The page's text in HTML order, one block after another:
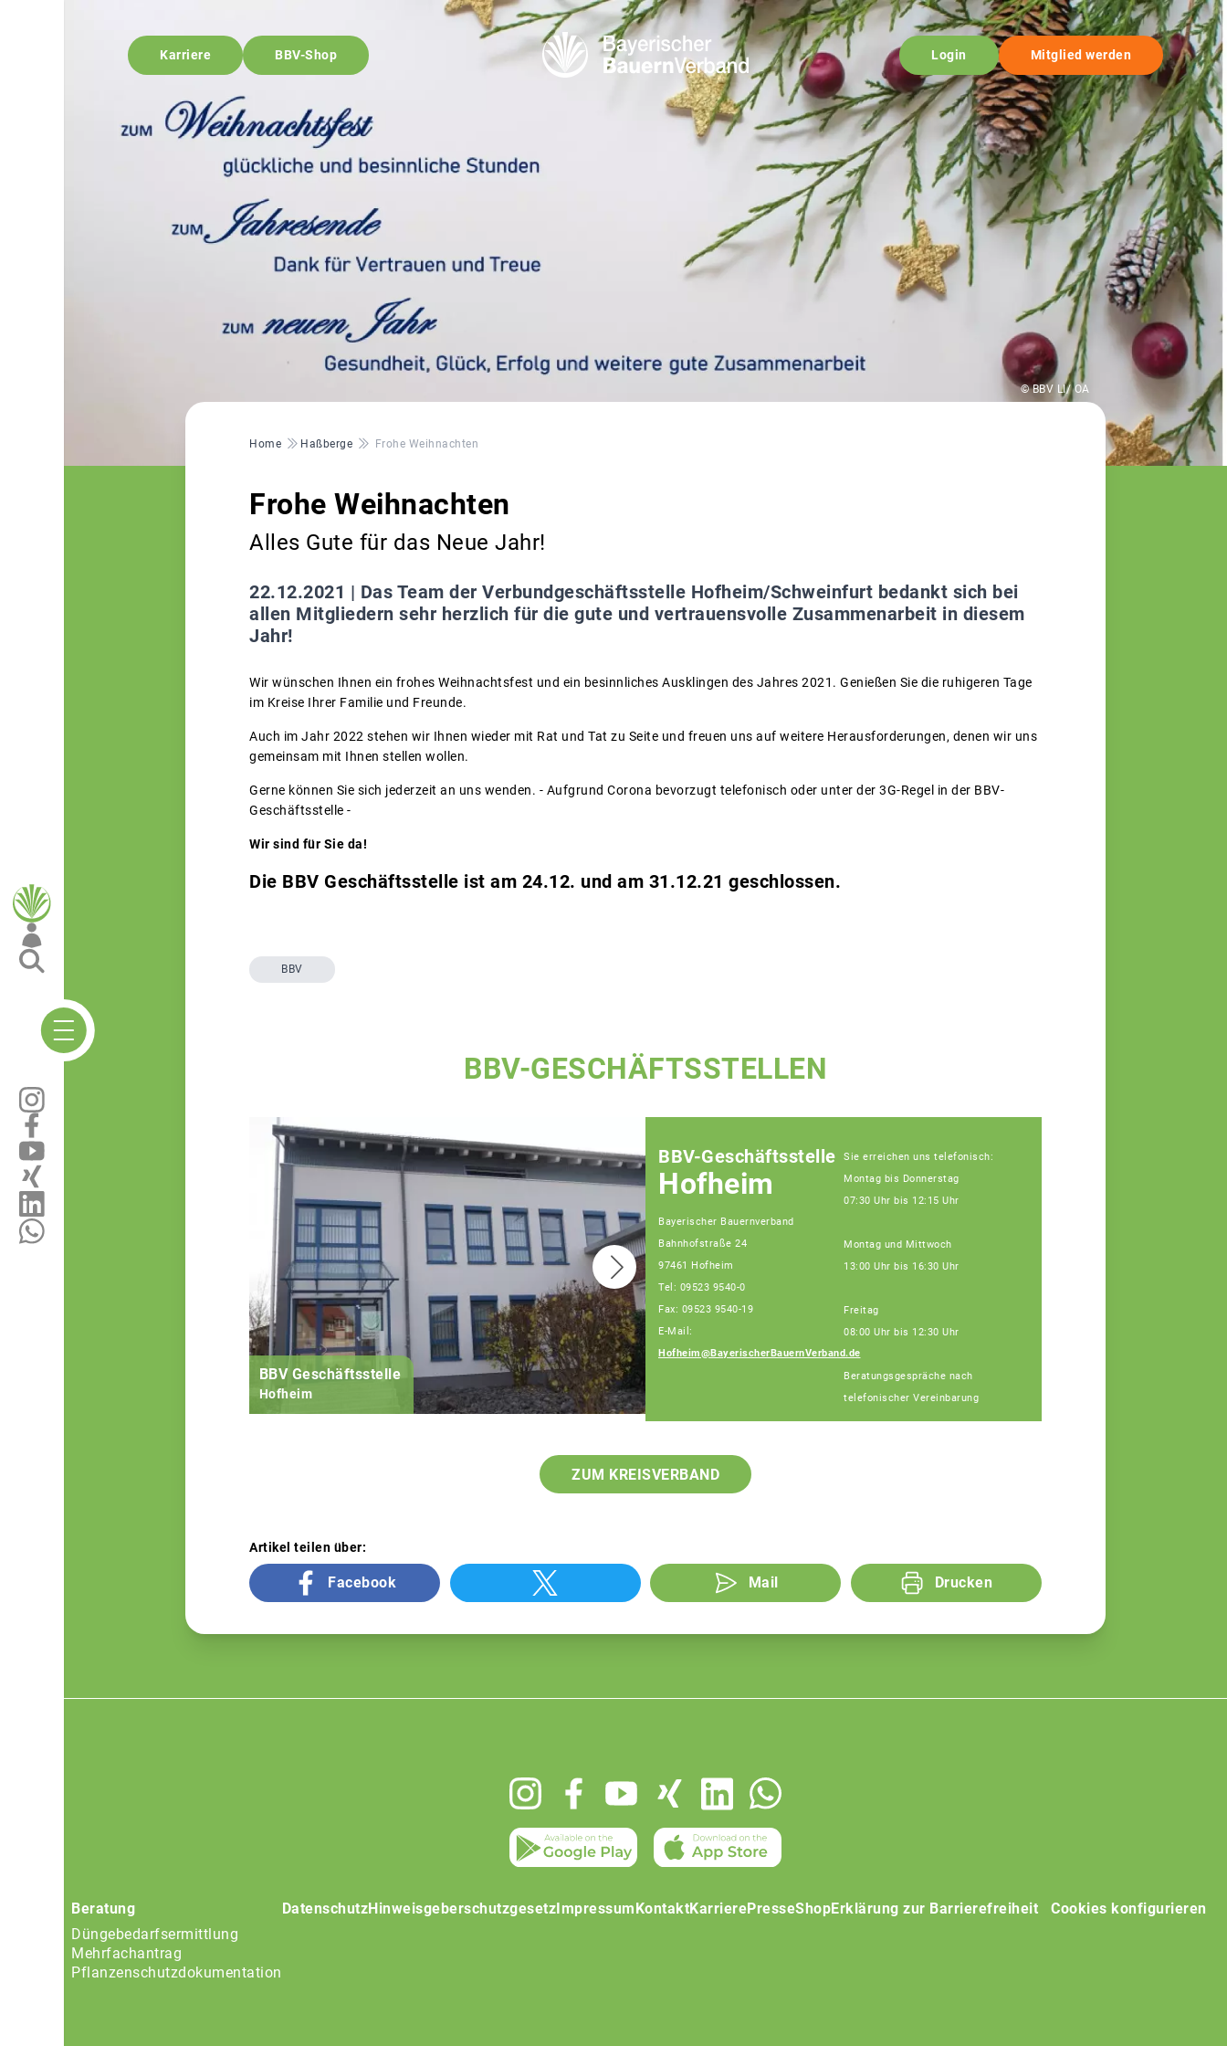
Karriere BBV-Shop Login Mitglied werden
© BBV LI/ OA
Pfadnavigation
Home Haßberge Frohe Weihnachten
Frohe Weihnachten
Alles Gute für das Neue Jahr!
22.12.2021 | Das Team der Verbundgeschäftsstelle Hofheim/Schweinfurt bedankt sich bei
allen Mitgliedern sehr herzlich für die gute und vertrauensvolle Zusammenarbeit in diesem
Jahr!
Wir wünschen Ihnen ein frohes Weihnachtsfest und ein besinnliches Ausklingen des Jahres 2021. Genießen Sie die ruhigeren Tage
im Kreise Ihrer Familie und Freunde.
Auch im Jahr 2022 stehen wir Ihnen wieder mit Rat und Tat zu Seite und freuen uns auf weitere Herausforderungen, denen wir uns
gemeinsam mit Ihnen stellen wollen.
Gerne können Sie sich jederzeit an uns wenden. - Aufgrund Corona bevorzugt telefonisch oder unter der 3G-Regel in der BBV-
Geschäftsstelle -
Wir sind für Sie da!
Die BBV Geschäftsstelle ist am 24.12. und am 31.12.21 geschlossen.
BBV
BBV-GESCHÄFTSSTELLEN
BBV Geschäftsstelle
Hofheim
BBV-Geschäftsstelle
Hofheim
Bayerischer Bauernverband
Bahnhofstraße 24
97461 Hofheim
Tel: 09523 9540-0
Fax: 09523 9540-19
E-Mail:
Hofheim@BayerischerBauernVerband.de
Sie erreichen uns telefonisch:
Montag bis Donnerstag
07:30 Uhr bis 12:15 Uhr
Montag und Mittwoch
13:00 Uhr bis 16:30 Uhr
Freitag
08:00 Uhr bis 12:30 Uhr
Beratungsgespräche nach
telefonischer Vereinbarung
ZUM KREISVERBAND
Artikel teilen über:
Facebook Mail Drucken
Beratung
Düngebedarfsermittlung
Mehrfachantrag
Pflanzenschutzdokumentation
DatenschutzHinweisgeberschutzgesetzImpressumKontaktKarrierePresseShopErklärung zur Barrierefreiheit Cookies konfigurieren